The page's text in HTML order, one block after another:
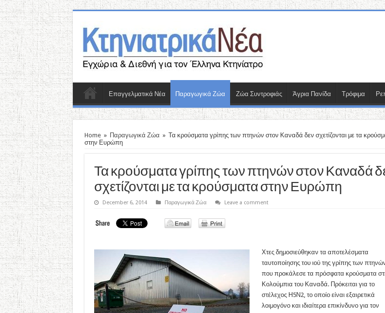
Επαγγελματικά Νέα Παραγωγικά Ζώα Ζώα Συντροφιάς Άγρια Πανίδα Τρόφιμα
Home » Παραγωγικά Ζώα » Τα κρούσματα γρίπης των πτηνών στον Καναδά δεν σχετίζονται με τα
στην Ευρώπη
Τα κρούσματα γρίπης των πτηνών στον Καναδά
σχετίζονται με τα κρούσματα στην Ευρώπη
December 6, 2014 Παραγωγικά Ζώα Leave a comment
Χτες δημοσιεύθηκαν τα αποτελέσματα
ταυτοποίησης του ιού της γρίπης των
που προκάλεσε τα πρόσφατα κρούσματα
Κολούμπια του Καναδά. Πρόκειται για το
στέλεχος Η5Ν2, το οποίο είναι εξαιρετικά
λοιμογόνο και ιδιαίτερα επικίνδυνο για τον